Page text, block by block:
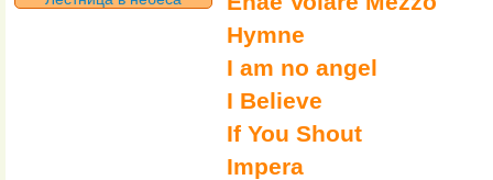
Hymne
I am no angel
I Believe
If You Shout
Impera